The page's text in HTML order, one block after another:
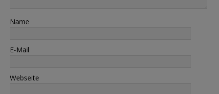
Name
E-Mail
Webseite